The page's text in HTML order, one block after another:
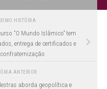
HISTÓRIA
“O Mundo Islâmico” tem
entrega de certificados e
ANTERIOR
aborda geopolítica e